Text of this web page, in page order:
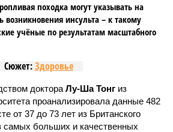
походка могут указывать на
инсульта – к такому
учёные по результатам масштабного
Сюжет:Здоровье
доктора Лу-Ша Тонг из
проанализировала данные 482
от 37 до 73 лет из Британского
самых больших и качественных